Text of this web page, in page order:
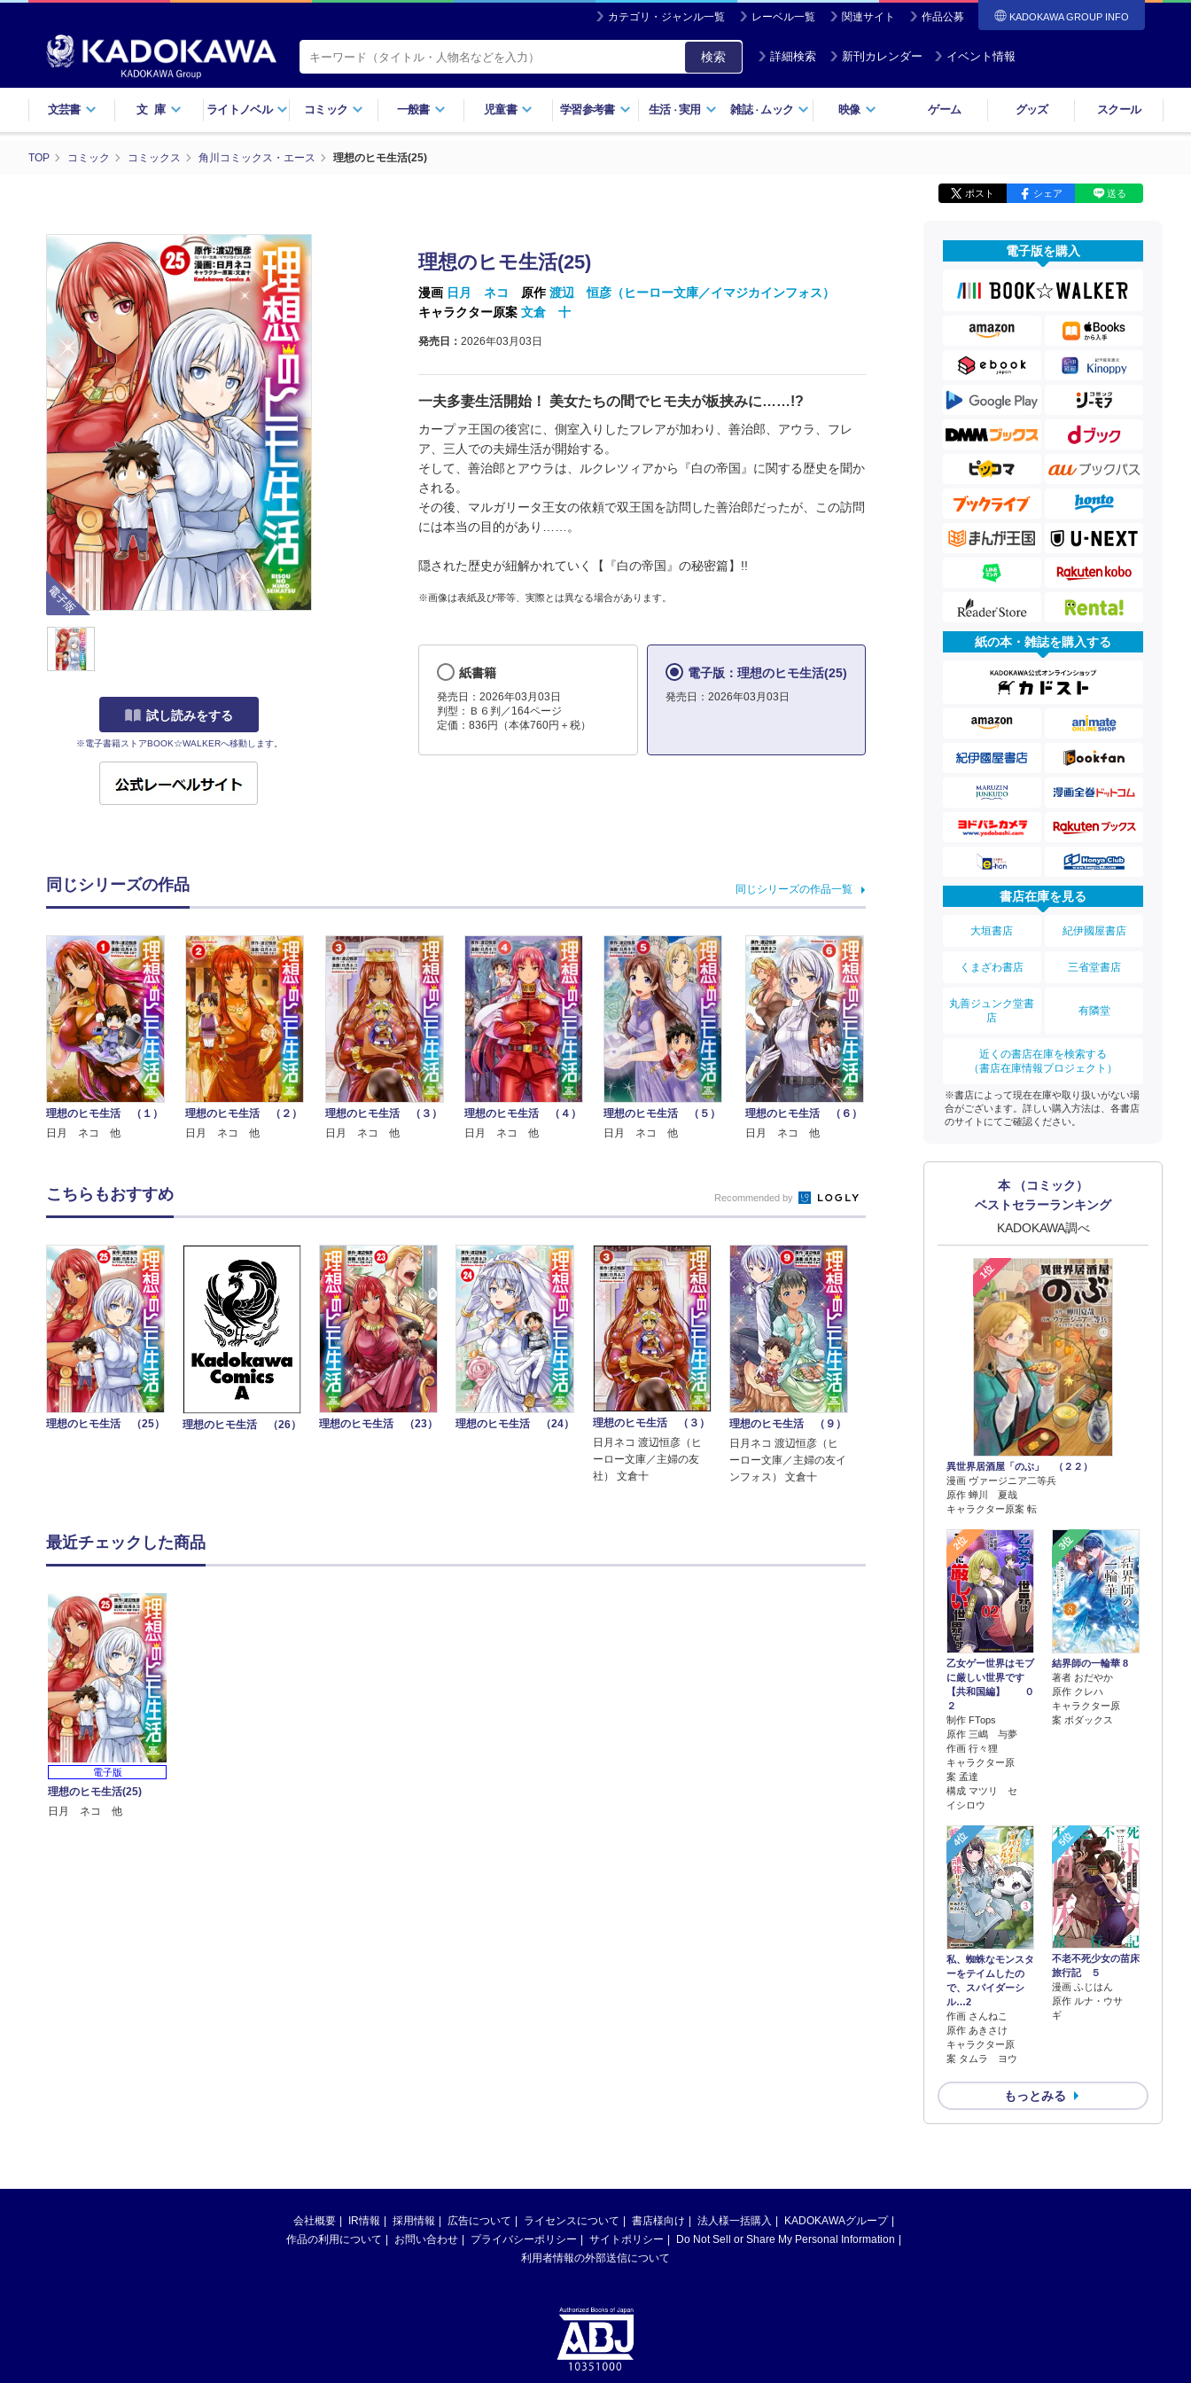
カテゴリ・ジャンル一覧 レーベル一覧 関連サイト 作品公募 KADOKAWA GROUP INFO
検索 詳細検索 新刊カレンダー イベント情報
文芸書 文庫 ライトノベル コミック 一般書 児童書 学習参考書 生活・実用 雑誌・ ムック 映像 ゲーム グッズ スクール
TOP コミック コミックス 角川コミックス・エース 理想のヒモ生活(25)
ポスト シェア 送る
電子版
試し読みをする
※電子書籍ストアBOOK☆WALKERへ移動します。
理想のヒモ生活(25)
漫画 日月 ネコ 原作渡辺 恒彦（ヒーロー文庫／イマジカインフォス）
キャラクター原案 文倉 十
発売日： 2026年03月03日
一夫多妻生活開始！ 美女たちの間でヒモ夫が板挟みに……!?
カープァ王国の後宮に、側室入りしたフレアが加わり、善治郎、アウラ、フレ
ア、三人での夫婦生活が開始する。
そして、善治郎とアウラは、ルクレツィアから『白の帝国』に関する歴史を聞か
される。
その後、マルガリータ王女の依頼で双王国を訪問した善治郎だったが、この訪問
には本当の目的があり……。
隠された歴史が紐解かれていく【『白の帝国』の秘密篇】!!
※画像は表紙及び帯等、実際とは異なる場合があります。
紙書籍
発売日：2026年03月03日
判型：Ｂ６判／164ページ
定価：836円（本体760円＋税）
電子版：理想のヒモ生活(25)
発売日：2026年03月03日
同じシリーズの作品 同じシリーズの作品一覧
理想のヒモ生活 （１）
日月 ネコ 他
理想のヒモ生活 （２）
日月 ネコ 他
理想のヒモ生活 （３）
日月 ネコ 他
理想のヒモ生活 （４）
日月 ネコ 他
理想のヒモ生活 （５）
日月 ネコ 他
理想のヒモ生活 （６）
日月 ネコ 他
電子版を購入
紙の本・雑誌を購入する
書店在庫を見る
大垣書店 紀伊國屋書店
くまざわ書店 三省堂書店
丸善ジュンク堂書
店
有隣堂
近くの書店在庫を検索する
（書店在庫情報プロジェクト）
※書店によって現在在庫や取り扱いがない場
合がございます。詳しい購入方法は、各書店
のサイトにてご確認ください。
本 （コミック）
ベストセラーランキング
KADOKAWA調べ
1位
異世界居酒屋「のぶ」 （２２）
漫画 ヴァージニア二等兵
原作 蝉川 夏哉
キャラクター原案 転
2位
乙女ゲー世界はモブ
に厳しい世界です
【共和国編】 ０
２
制作 FTops
原作 三嶋 与夢
作画 行々狸
キャラクター原
案 孟達
構成 マツリ セ
イシロウ
3位
結界師の一輪華 8
著者 おだやか
原作 クレハ
キャラクター原
案 ボダックス
4位
私、蜘蛛なモンスタ
ーをテイムしたの
で、スパイダーシ
ル…2
作画 さんねこ
原作 あきさけ
キャラクター原
案 タムラ ヨウ
5位
不老不死少女の苗床
旅行記 ５
漫画 ふじはん
原作 ルナ・ウサ
ギ
もっとみる
こちらもおすすめ Recommended by
理想のヒモ生活 （25） 理想のヒモ生活 （26） 理想のヒモ生活 （23） 理想のヒモ生活 （24）
理想のヒモ生活 （３）
日月ネコ 渡辺恒彦（ヒ
ーロー文庫／主婦の友
社） 文倉十
理想のヒモ生活 （９）
日月ネコ 渡辺恒彦（ヒ
ーロー文庫／主婦の友イ
ンフォス） 文倉十
最近チェックした商品
電子版
理想のヒモ生活(25)
日月 ネコ 他
会社概要 IR情報 採用情報 広告について ライセンスについて 書店様向け 法人様一括購入
KADOKAWAグループ
作品の利用について
お問い合わせ プライバシーポリシー サイトポリシー
Do Not Sell or Share My Personal Information
利用者情報の外部送信について